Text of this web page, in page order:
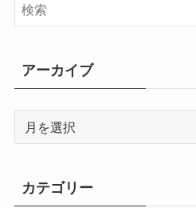
アーカイブ
ブ
カテゴリー